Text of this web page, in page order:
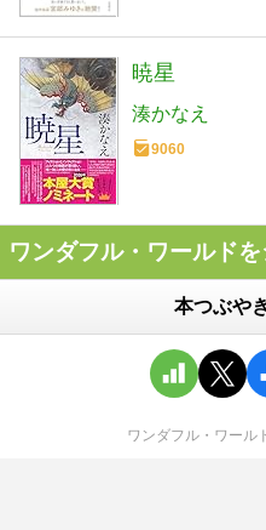
暁星
湊かなえ
9060
ワンダフル・ワールド
本つぶや
ワンダフル・ワール